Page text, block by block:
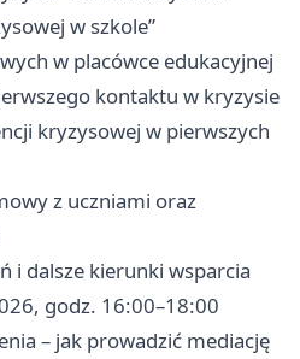
w szkole”
w placówce edukacyjnej
kontaktu w kryzysie
kryzysowej w pierwszych
z uczniami oraz
i dalsze kierunki wsparcia
godz. 16:00–18:00
– jak prowadzić mediację